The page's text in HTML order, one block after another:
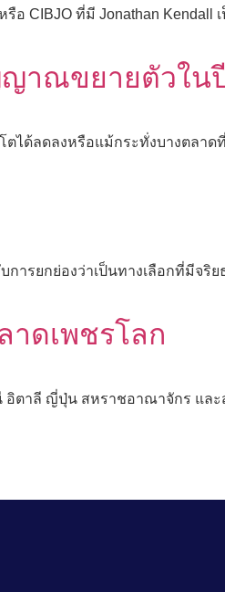
CIBJO ที่มี Jonathan Kendall
าณขยายตัวใน
ด้ลดลงหรือแม้กระทั่งบางตลาดที่
ารยกย่องว่าเป็นทางเลือกที่มีจริ
ดเพชรโลก
อิตาลี ญี่ปุ่น สหราชอาณาจักร แล